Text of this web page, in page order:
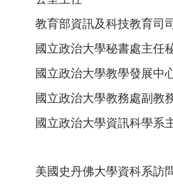
教育部資訊及科技教育司
國立政治大學秘書處主任
國立政治大學教學發展中
國立政治大學教務處副教
國立政治大學資訊科學系
美國史丹佛大學資科系訪